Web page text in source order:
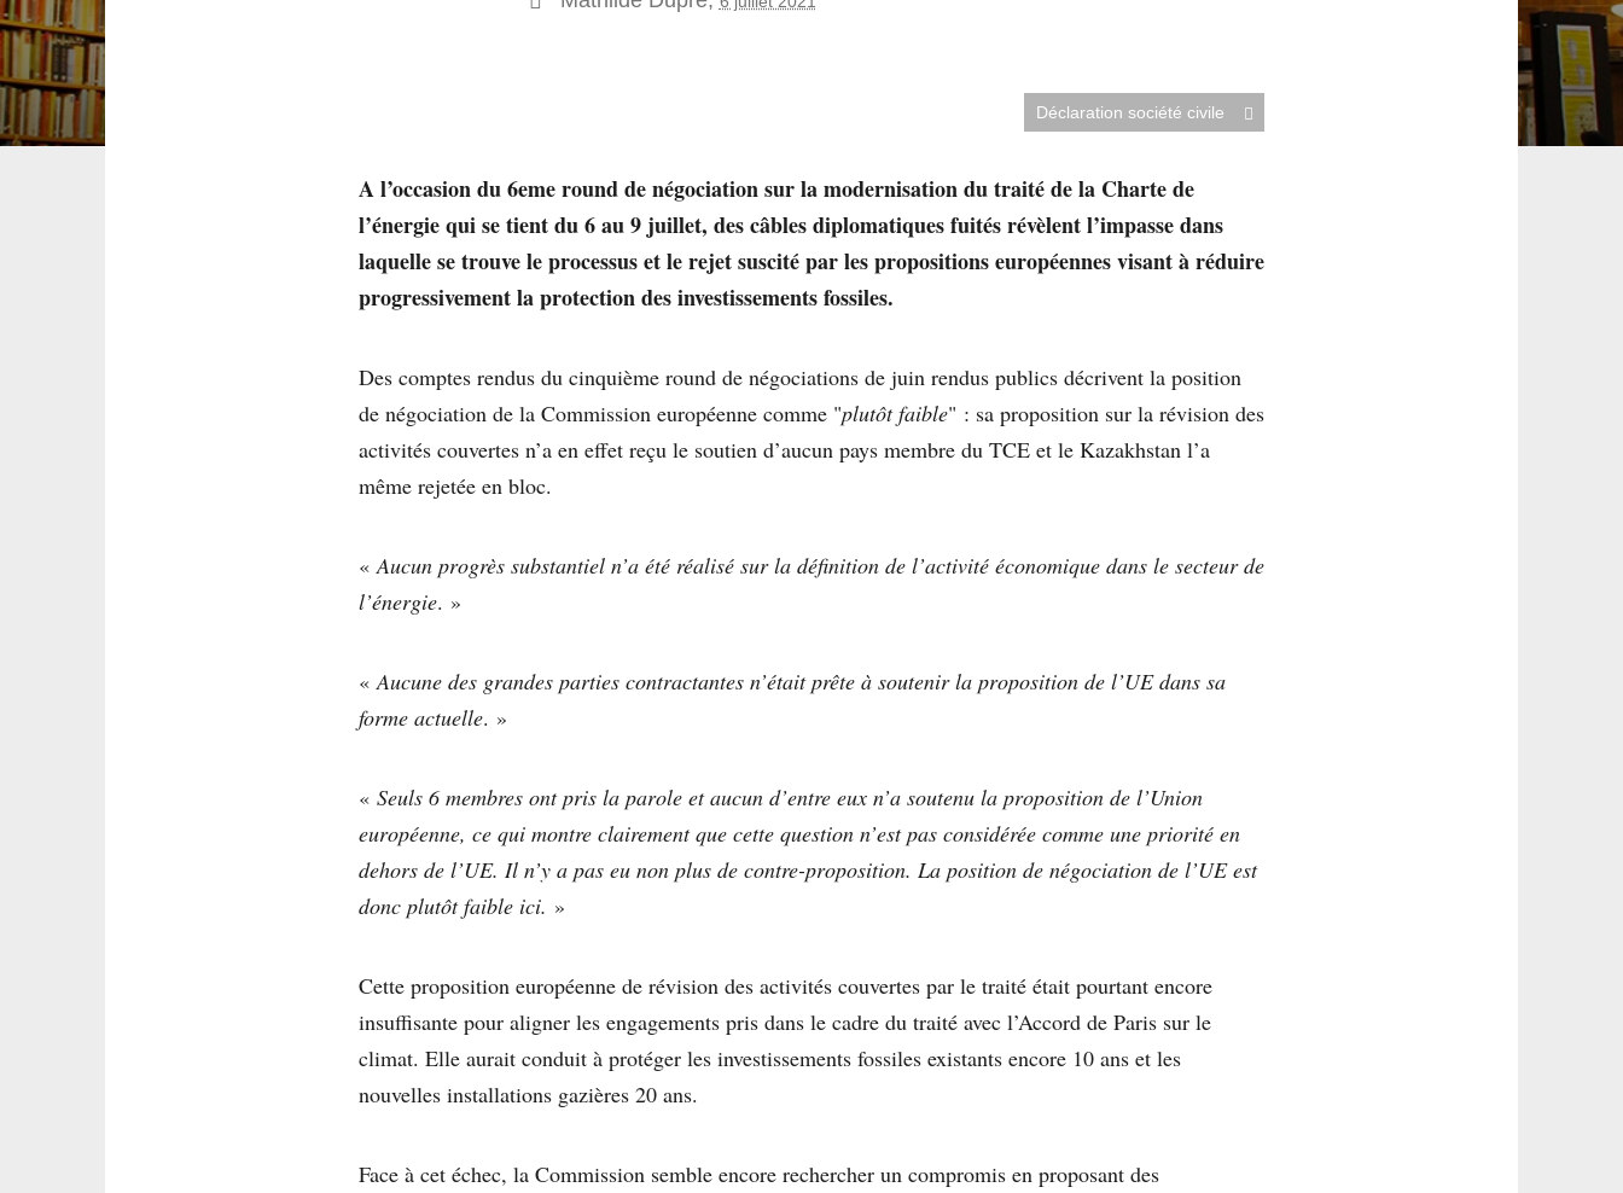
Déclaration société civile
A l’occasion du 6eme round de négociation sur la modernisation du traité de la Charte de
l’énergie qui se tient du 6 au 9 juillet, des câbles diplomatiques fuités révèlent l’impasse dans
laquelle se trouve le processus et le rejet suscité par les propositions européennes visant à réduire
progressivement la protection des investissements fossiles.
Des comptes rendus du cinquième round de négociations de juin rendus publics décrivent la position
de négociation de la Commission européenne comme "plutôt faible" : sa proposition sur la révision des
activités couvertes n’a en effet reçu le soutien d’aucun pays membre du TCE et le Kazakhstan l’a
même rejetée en bloc.
«Aucun progrès substantiel n’a été réalisé sur la définition de l’activité économique dans le secteur de
l’énergie. »
«Aucune des grandes parties contractantes n’était prête à soutenir la proposition de l’UE dans sa
forme actuelle. »
« Seuls 6 membres ont pris la parole et aucun d’entre eux n’a soutenu la proposition de l’Union
européenne, ce qui montre clairement que cette question n’est pas considérée comme une priorité en
dehors de l’UE. Il n’y a pas eu non plus de contre-proposition. La position de négociation de l’UE est
donc plutôt faible ici. »
Cette proposition européenne de révision des activités couvertes par le traité était pourtant encore
insuffisante pour aligner les engagements pris dans le cadre du traité avec l’Accord de Paris sur le
climat. Elle aurait conduit à protéger les investissements fossiles existants encore 10 ans et les
nouvelles installations gazières 20 ans.
Face à cet échec, la Commission semble encore rechercher un compromis en proposant des